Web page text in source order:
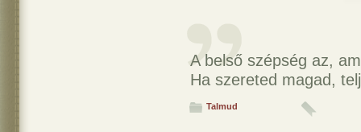
A belső szépség az,
Ha szereted magad,
Talmud